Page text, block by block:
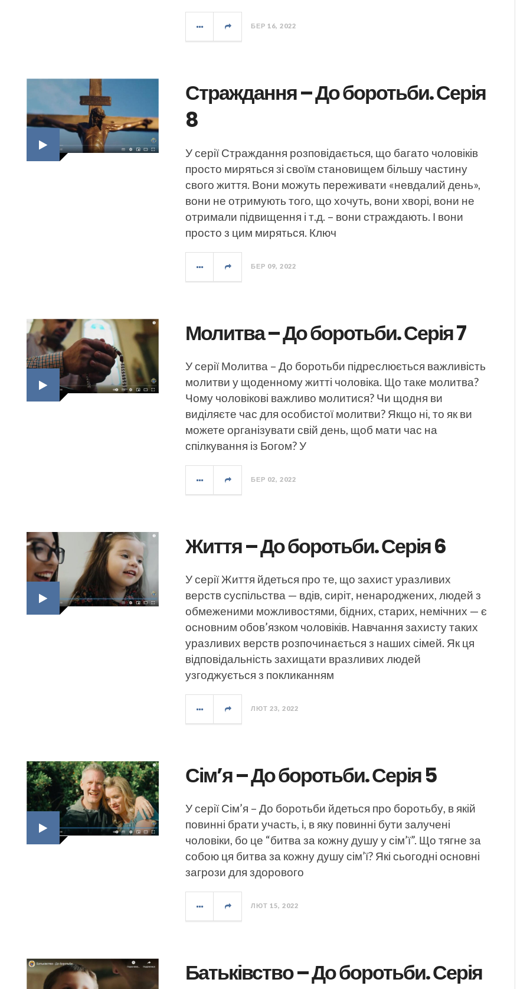
БЕР 16, 2022
Страждання – До боротьби. Серія
8
У серії Страждання розповідається, що багато чоловіків
просто миряться зі своїм становищем більшу частину
свого життя. Вони можуть переживати «невдалий день»,
вони не отримують того, що хочуть, вони хворі, вони не
отримали підвищення і т.д. – вони страждають. І вони
просто з цим миряться. Ключ
БЕР 09, 2022
Молитва – До боротьби. Серія 7
У серії Молитва – До боротьби підреслюється важливість
молитви у щоденному житті чоловіка. Що таке молитва?
Чому чоловікові важливо молитися? Чи щодня ви
виділяєте час для особистої молитви? Якщо ні, то як ви
можете організувати свій день, щоб мати час на
спілкування із Богом? У
БЕР 02, 2022
Життя – До боротьби. Серія 6
У серії Життя йдеться про те, що захист уразливих
верств суспільства — вдів, сиріт, ненароджених, людей з
обмеженими можливостями, бідних, старих, немічних — є
основним обов’язком чоловіків. Навчання захисту таких
уразливих верств розпочинається з наших сімей. Як ця
відповідальність захищати вразливих людей
узгоджується з покликанням
ЛЮТ 23, 2022
Сім’я – До боротьби. Серія 5
У серії Сім’я – До боротьби йдеться про боротьбу, в якій
повинні брати участь, і, в яку повинні бути залучені
чоловіки, бо це “битва за кожну душу у сім’ї”. Що тягне за
собою ця битва за кожну душу сім’ї? Які сьогодні основні
загрози для здорового
ЛЮТ 15, 2022
Батьківство – До боротьби. Серія